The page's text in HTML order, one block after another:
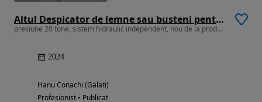
Altul Despicator de lemne sau busteni pentru tractor cu sistem hidraulic antrenat prin cardan
presiune 20 tone, sistem hidraulic independent, nou de la producator
2024
Hanu Conachi (Galati)
Profesionist • Publicat